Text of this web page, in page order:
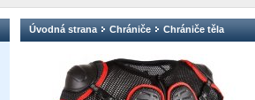
Úvodná strana Chrániče Chrániče těla